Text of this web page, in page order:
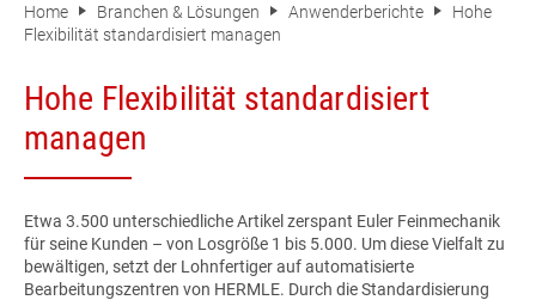
Home Branchen & Lösungen Anwenderberichte
Hohe
Flexibilität standardisiert managen
Hohe Flexibilität standardisiert
managen
Etwa 3.500 unterschiedliche Artikel zerspant Euler Feinmechanik
für seine Kunden – von Losgröße 1 bis 5.000. Um diese Vielfalt zu
bewältigen, setzt der Lohnfertiger auf automatisierte
Bearbeitungszentren von HERMLE. Durch die Standardisierung